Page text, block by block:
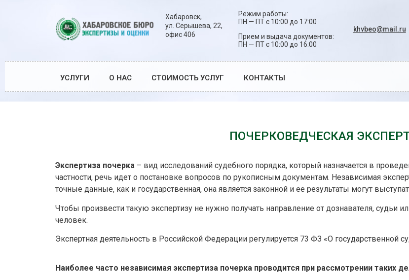
Хабаровск,
ул. Серышева, 22,
офис 406
Режим работы:
ПН — ПТ с 10:00 до 17:00
Прием и выдача документов:
ПН — ПТ с 10:00 до 16:00
khvbeo@mail.ru
УСЛУГИ О НАС СТОИМОСТЬ УСЛУГ КОНТАКТЫ
ПОЧЕРКОВЕДЧЕСКАЯ
Экспертиза почерка – вид исследований судебного порядка, который назначается в
частности, речь идет о постановке вопросов по рукописным документам. Независимая
точные данные, как и государственная, она является законной и ее результаты могут
Чтобы произвести такую экспертизу не нужно получать направление от дознавателя, судьи
человек.
Экспертная деятельность в Российской Федерации регулируется 73 ФЗ «О государственной
Наиболее часто независимая экспертиза почерка проводится при рассмотрении таких